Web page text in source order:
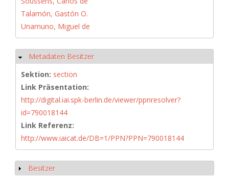
Talamón, Gastón O.
Unamuno, Miguel de
Hide
Metadaten Besitzer
Sektion: section
Link Präsentation:
http://digital.iai.spk-berlin.de/viewer/ppnresolver?
id=790018144
Link Referenz:
http://www.iaicat.de/DB=1/PPN?PPN=790018144
Show
Besitzer